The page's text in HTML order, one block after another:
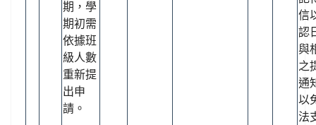
期，學
期初需
依據班
級人數
重新提
出申
請。
信
認
與
之
通
以
法